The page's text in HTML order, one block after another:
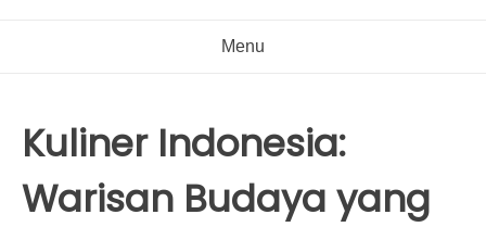
Menu
Kuliner Indonesia:
Warisan Budaya yang